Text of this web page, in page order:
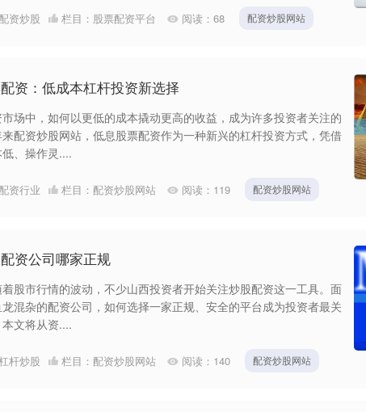
资炒股 栏目： 股票配资平台 阅读： 68 配资炒股网站
资：低成本杠杆投资新选择
场中，如何以更低的成本撬动更高的收益，成为许多投资者关注的
配资炒股网站，低息股票配资作为一种新兴的杠杆投资方式，凭借
、操作灵....
资行业 栏目： 配资炒股网站 阅读： 119 配资炒股网站
资公司哪家正规
股市行情的波动，不少山西投资者开始关注炒股配资这一工具。面
混杂的配资公司，如何选择一家正规、安全的平台成为投资者最关
文将从资....
杆炒股 栏目： 配资炒股网站 阅读： 140 配资炒股网站